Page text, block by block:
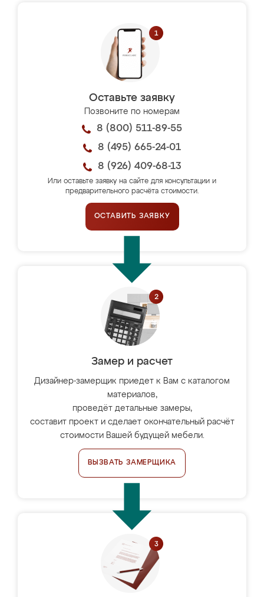
Оставьте заявку
Позвоните по номерам
8 (800) 511-89-55
8 (495) 665-24-01
8 (926) 409-68-13
Или оставьте заявку на сайте для консультации и
предварительного расчёта стоимости.
ОСТАВИТЬ ЗАЯВКУ
Замер и расчет
Дизайнер-замерщик приедет к Вам с каталогом
материалов,
проведёт детальные замеры,
составит проект и сделает окончательный расчёт
стоимости Вашей будущей мебели.
ВЫЗВАТЬ ЗАМЕРЩИКА